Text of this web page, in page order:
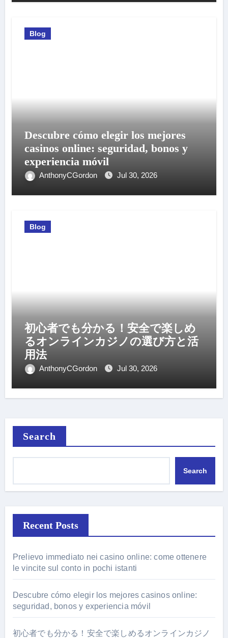
Blog
Descubre cómo elegir los mejores
casinos online: seguridad, bonos y
experiencia móvil
AnthonyCGordon Jul 30, 2026
Blog
初心者でも分かる！安全で楽しめ
るオンラインカジノの選び方と活
用法
AnthonyCGordon Jul 30, 2026
Search
Search
Recent Posts
Prelievo immediato nei casino online: come ottenere
le vincite sul conto in pochi istanti
Descubre cómo elegir los mejores casinos online:
seguridad, bonos y experiencia móvil
初心者でも分かる！安全で楽しめるオンラインカジノ